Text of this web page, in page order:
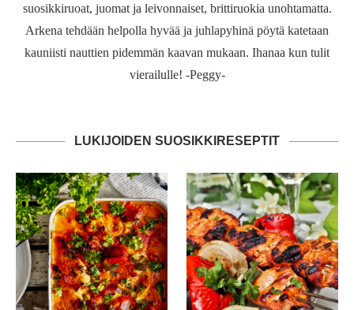
suosikkiruoat, juomat ja leivonnaiset, brittiruokia unohtamatta.
Arkena tehdään helpolla hyvää ja juhlapyhinä pöytä katetaan
kauniisti nauttien pidemmän kaavan mukaan. Ihanaa kun tulit
vierailulle! -Peggy-
LUKIJOIDEN SUOSIKKIRESEPTIT